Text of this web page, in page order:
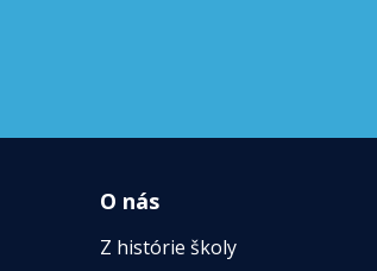
O nás
Z histórie školy